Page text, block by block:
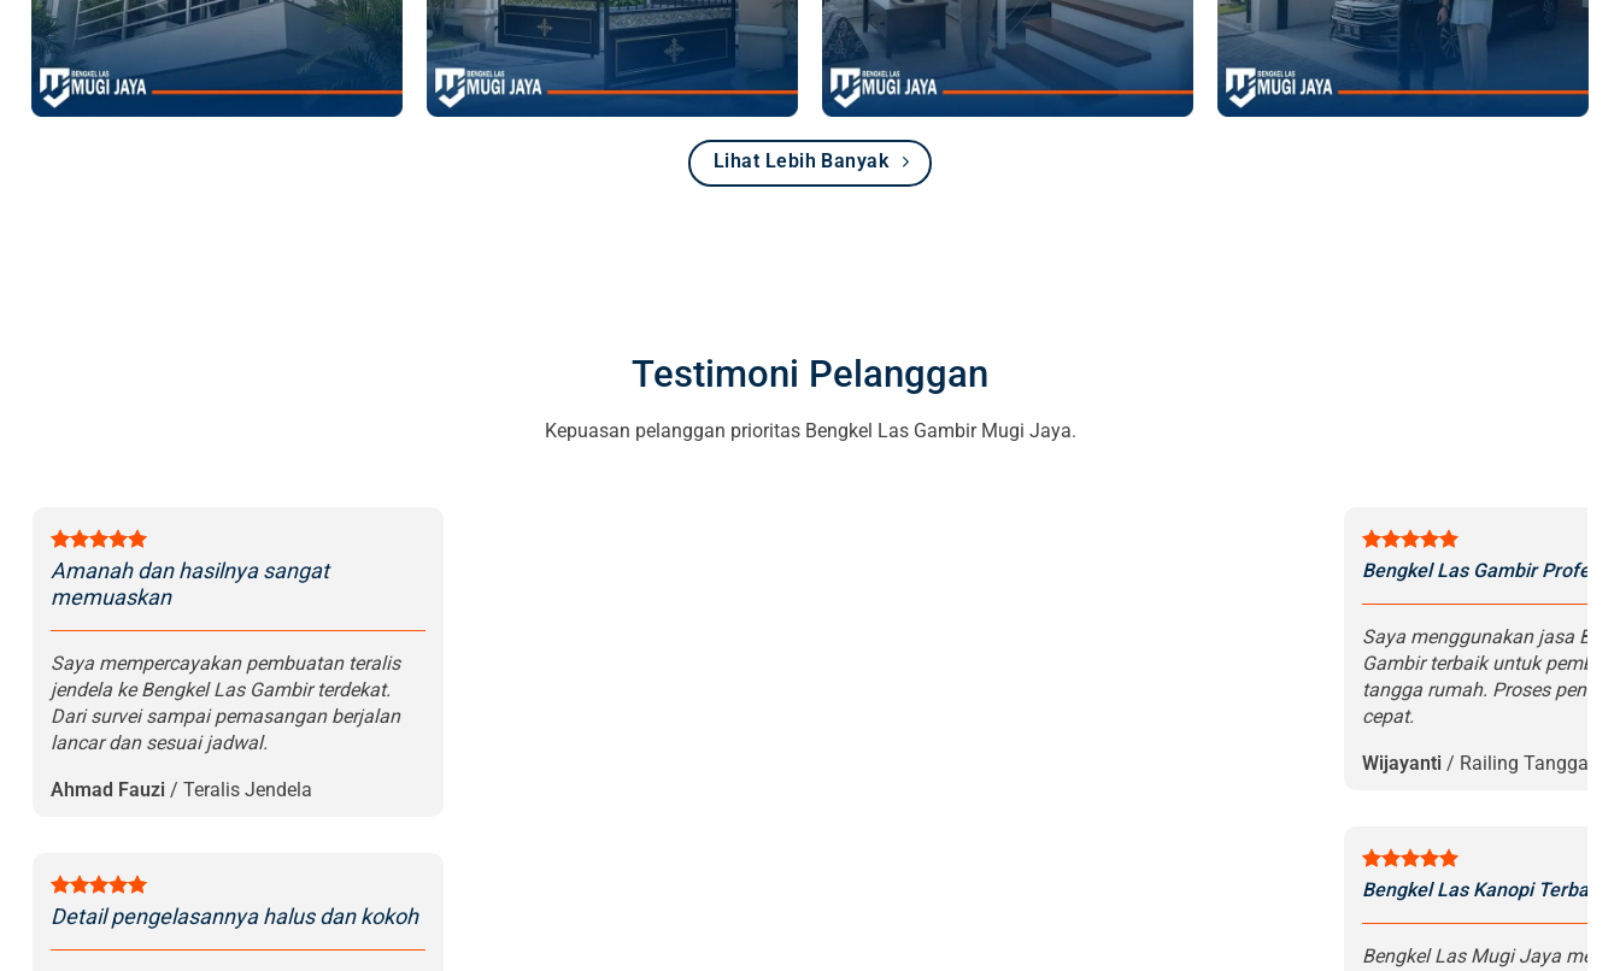
Lihat Lebih Banyak
Testimoni Pelanggan
Kepuasan pelanggan prioritas Bengkel Las Gambir Mugi Jaya.
Amanah dan hasilnya sangat
memuaskan
Saya mempercayakan pembuatan teralis
jendela ke Bengkel Las Gambir terdekat.
Dari survei sampai pemasangan berjalan
lancar dan sesuai jadwal.
Ahmad Fauzi / Teralis Jendela
Detail pengelasannya halus dan kokoh
Bengkel Las Gambir
Saya menggunakan jasa
Gambir terbaik untuk
tangga rumah. Proses
cepat.
Wijayanti / Railing Tangga
Bengkel Las Kanopi Terbaik
Bengkel Las Mugi Jaya